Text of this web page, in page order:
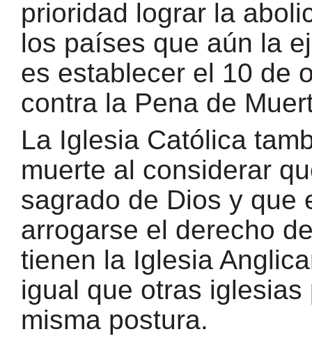
prioridad lograr la
los países que aún la
es establecer el 10 de
contra la Pena de
La Iglesia Católica
muerte al considerar
sagrado de Dios y que
arrogarse el derecho
tienen la Iglesia
igual que otras
misma postura.